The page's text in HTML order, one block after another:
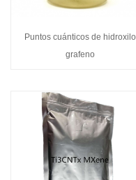
Puntos cuánticos de hidroxilo
grafeno